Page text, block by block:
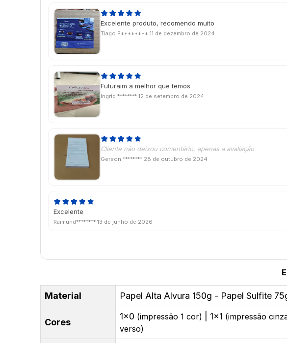
Excelente produto, recomendo muito
Tiago P******** 11 de dezembro de 2024
Futuraim a melhor que temos
Ingrid ******** 12 de setembro de 2024
Cliente não deixou comentário, apenas a avaliação
Gerson ******** 28 de outubro de 2024
Excelente
Raimund******** 13 de junho de 2026
Material Papel Alta Alvura 150g - Papel Sulfite
Cores
1x0 (impressão 1 cor) | 1x1 (impressão
verso)